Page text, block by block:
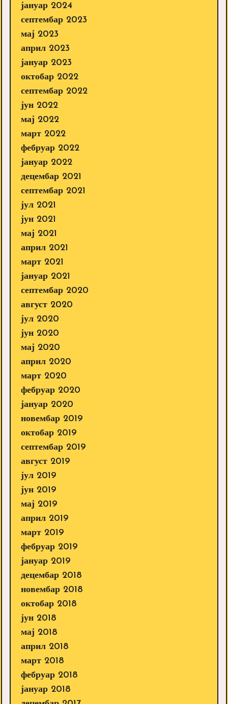
јануар 2024
септембар 2023
мај 2023
април 2023
јануар 2023
октобар 2022
септембар 2022
јун 2022
мај 2022
март 2022
фебруар 2022
јануар 2022
децембар 2021
септембар 2021
јул 2021
јун 2021
мај 2021
април 2021
март 2021
јануар 2021
септембар 2020
август 2020
јул 2020
јун 2020
мај 2020
април 2020
март 2020
фебруар 2020
јануар 2020
новембар 2019
октобар 2019
септембар 2019
август 2019
јул 2019
јун 2019
мај 2019
април 2019
март 2019
фебруар 2019
јануар 2019
децембар 2018
новембар 2018
октобар 2018
јун 2018
мај 2018
април 2018
март 2018
фебруар 2018
јануар 2018